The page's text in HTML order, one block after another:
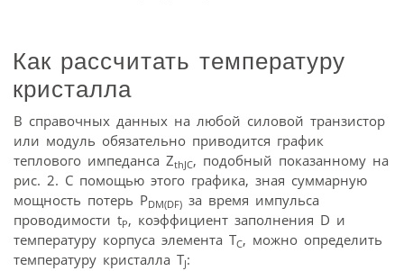
Как рассчитать температуру
кристалла
В справочных данных на любой силовой транзистор
или модуль обязательно приводится график
теплового импеданса ZthJC, подобный показанному на
рис. 2. С помощью этого графика, зная суммарную
мощность потерь РDM(DF) за время импульса
проводимости tР, коэффициент заполнения D и
температуру корпуса элемента TС, можно определить
температуру кристалла TJ: